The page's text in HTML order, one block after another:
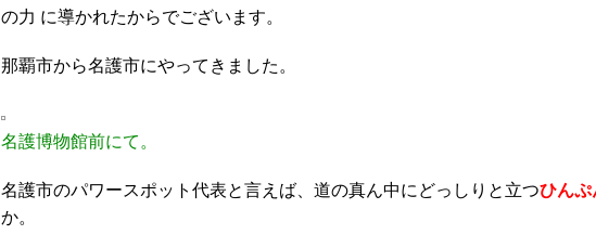
の力 に導かれたからでございます。
那覇市から名護市にやってきました。
名護博物館前にて。
名護市のパワースポット代表と言えば、道の真ん中にどっしりと立つひんぷ
か。